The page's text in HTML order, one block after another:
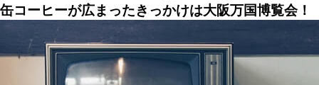
缶コーヒーが広まったきっかけは大阪万国博覧会！